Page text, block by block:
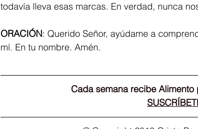
todavía lleva esas marcas. En verdad, nunca
ORACIÓN: Querido Señor, ayúdame a
mí. En tu nombre. Amén.
Cada semana recibe